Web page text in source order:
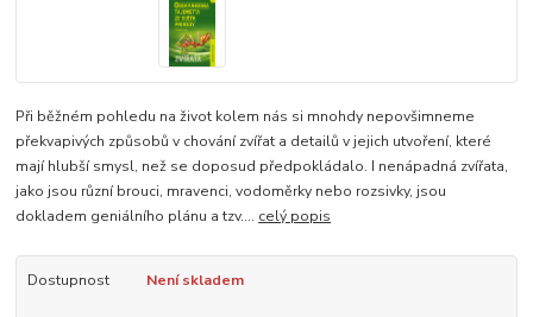
Při běžném pohledu na život kolem nás si mnohdy nepovšimneme
překvapivých způsobů v chování zvířat a detailů v jejich utvoření, které
mají hlubší smysl, než se doposud předpokládalo. I nenápadná zvířata,
jako jsou různí brouci, mravenci, vodoměrky nebo rozsivky, jsou
dokladem geniálního plánu a tzv.... celý popis
Dostupnost Není skladem